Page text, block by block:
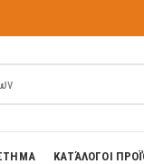
ΚΑΤΆΛΟΓΟΙ